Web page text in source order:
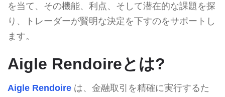
を当て、その機能、利点、そして潜在的な課題を探
り、トレーダーが賢明な決定を下すのをサポートし
ます。
Aigle Rendoireとは?
Aigle Rendoire は、金融取引を精確に実行するた